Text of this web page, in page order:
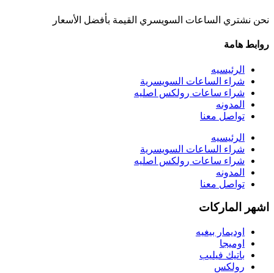
نحن نشتري الساعات السويسري القيمة بأفضل الأسعار
روابط هامة
الرئيسيه
شراء الساعات السويسرية
شراء ساعات رولكس اصليه
المدونه
تواصل معنا
الرئيسيه
شراء الساعات السويسرية
شراء ساعات رولكس اصليه
المدونه
تواصل معنا
اشهر الماركات
اوديمار بيغيه
اوميجا
باتيك فيليب
رولكس